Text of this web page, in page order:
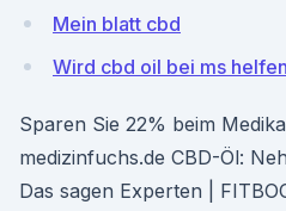
Mein blatt cbd
Wird cbd oil bei ms helfen
Sparen Sie 22% beim
medizinfuchs.de CBD-Öl:
Das sagen Experten |